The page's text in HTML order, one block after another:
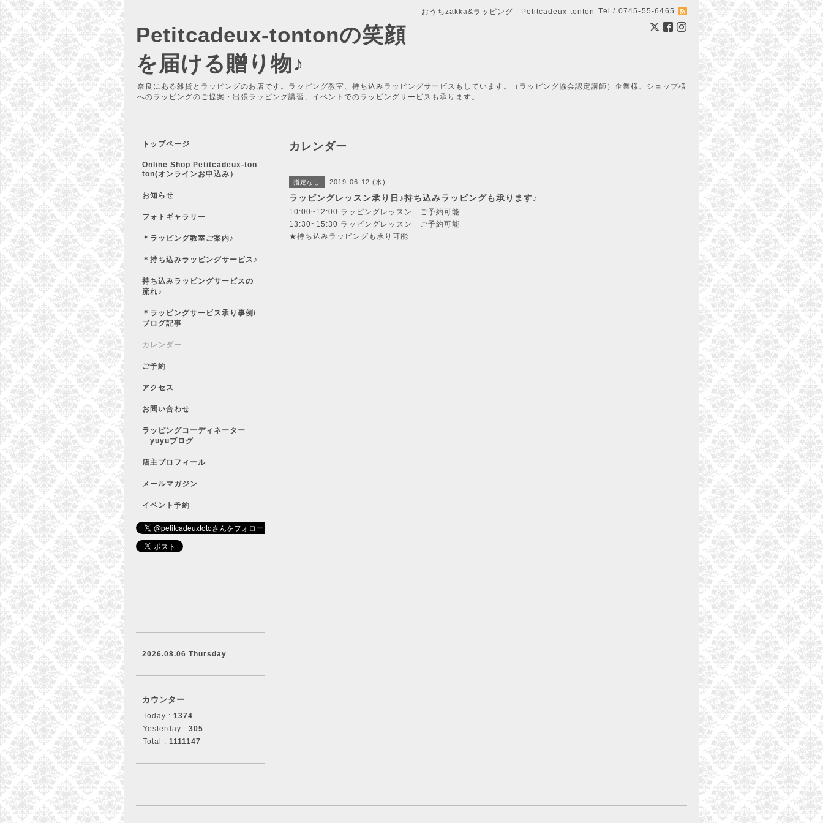
おうちzakka&ラッピング Petitcadeux-tonton Tel / 0745-55-6465
Petitcadeux-tontonの笑顔
を届ける贈り物♪
奈良にある雑貨とラッピングのお店です。ラッピング教室、持ち込みラッピングサービスもしています。（ラッピング協会認定講師）企業様、ショップ様
へのラッピングのご提案・出張ラッピング講習、イベントでのラッピングサービスも承ります。
カレンダー
指定なし 2019-06-12 (水)
ラッピングレッスン承り日♪持ち込みラッピングも承ります♪
10:00~12:00 ラッピングレッスン ご予約可能
13:30~15:30 ラッピングレッスン ご予約可能
★持ち込みラッピングも承り可能
トップページ
Online Shop Petitcadeux-ton
ton(オンラインお申込み）
お知らせ
フォトギャラリー
＊ラッピング教室ご案内♪
＊持ち込みラッピングサービス♪
持ち込みラッピングサービスの
流れ♪
＊ラッピングサービス承り事例/
ブログ記事
カレンダー
ご予約
アクセス
お問い合わせ
ラッピングコーディネーター
yuyuブログ
店主プロフィール
メールマガジン
イベント予約
2026.08.06 Thursday
カウンター
Today : 1374
Yesterday : 305
Total : 1111147